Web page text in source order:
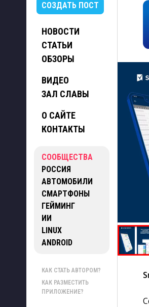
СОЗДАТЬ ПОСТ
НОВОСТИ
СТАТЬИ
ОБЗОРЫ
ВИДЕО
ЗАЛ СЛАВЫ
О САЙТЕ
КОНТАКТЫ
СООБЩЕСТВА
РОССИЯ
АВТОМОБИЛИ
СМАРТФОНЫ
ГЕЙМИНГ
ИИ
LINUX
ANDROID
КАК СТАТЬ АВТОРОМ?
КАК РАЗМЕСТИТЬ
ПРИЛОЖЕНИЕ?